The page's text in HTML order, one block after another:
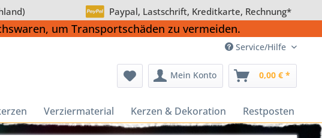
Paypal, Lastschrift, Kreditkarte, Rechnung*
um Transportschäden zu vermeiden.
Service/Hilfe
Mein Konto 0,00 € *
Verziermaterial Kerzen & Dekoration Restposten